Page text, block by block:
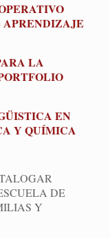
LA
EN
Y QUÍMICA
DE
Y